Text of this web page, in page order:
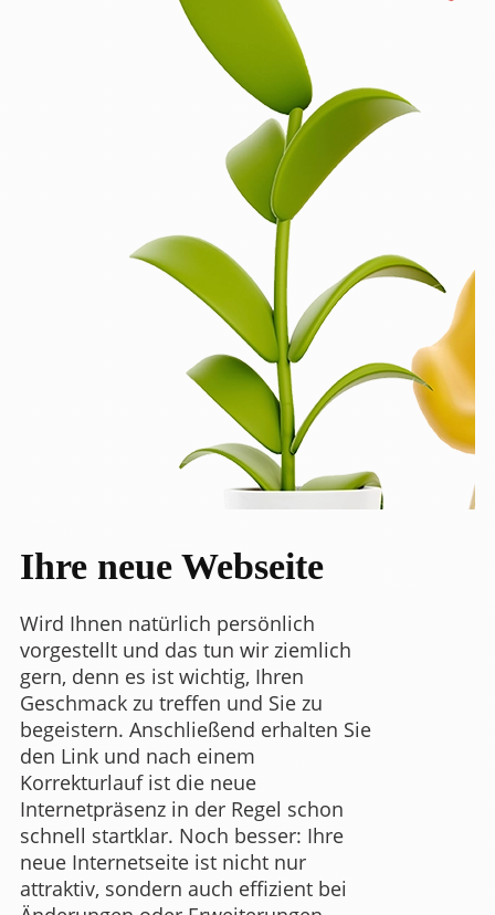
Ihre neue Webseite
Wird Ihnen natürlich persönlich
vorgestellt und das tun wir ziemlich
gern, denn es ist wichtig, Ihren
Geschmack zu treffen und Sie zu
begeistern. Anschließend erhalten Sie
den Link und nach einem
Korrekturlauf ist die neue
Internetpräsenz in der Regel schon
schnell startklar. Noch besser: Ihre
neue Internetseite ist nicht nur
attraktiv, sondern auch effizient bei